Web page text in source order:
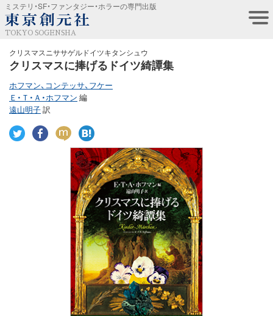
ミステリ・SF・ファンタジー・ホラーの専門出版
TOKYO SOGENSHA
クリスマスニササゲルドイツキタンシュウ
クリスマスに捧げるドイツ綺譚集
ホフマン、コンテッサ、フケー
Ｅ・Ｔ・Ａ・ホフマン 編
遠山明子訳